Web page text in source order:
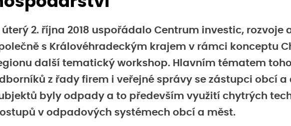
úterý 2. října 2018 uspořádalo Centrum investic, rozvoje
s Královéhradeckým krajem v rámci konceptu
další tematický workshop. Hlavním tématem
z řady firem i veřejné správy se zástupci obcí a
byly odpady a to především využití chytrých
v odpadových systémech obcí a měst.